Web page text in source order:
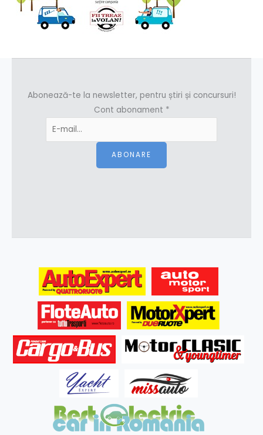
Abonează-te la newsletter, pentru știri și concursuri!
Cont abonament *
ABONARE